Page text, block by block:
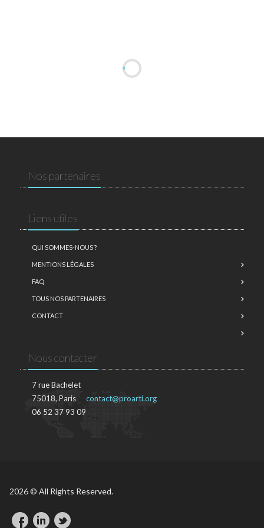
Nos partenaires
Liens utiles
QUI SOMMES-NOUS ?
MENTIONS LÉGALES
FAQ
TOUS NOS PARTENAIRES
CONTACT
Nous contacter
7 rue Bachelet
75018, Paris
06 52 37 93 09
contact@proarti.org
2026 © All Rights Reserved.